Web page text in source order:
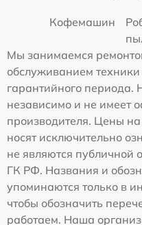
Кофемашин
Мы занимаемся
обслуживанием
гарантийного периода.
независимо и не имеет
производителя. Цены
носят исключительно
не являются публичной
ГК РФ. Названия и
упоминаются только в
чтобы обозначить
работаем. Наша